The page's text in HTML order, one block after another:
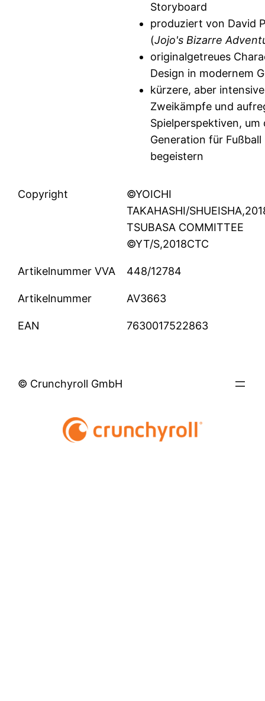
Storyboard
produziert von David
(Jojo's Bizarre
originalgetreues
Design in modernem
kürzere, aber intensive
Zweikämpfe und
Spielperspektiven, um
Generation für Fußball
begeistern
Copyright
©YOICHI
TAKAHASHI/
TSUBASA COMMITTEE
©YT/S,2018CTC
Artikelnummer VVA 448/12784
Artikelnummer AV3663
EAN 7630017522863
© Crunchyroll GmbH